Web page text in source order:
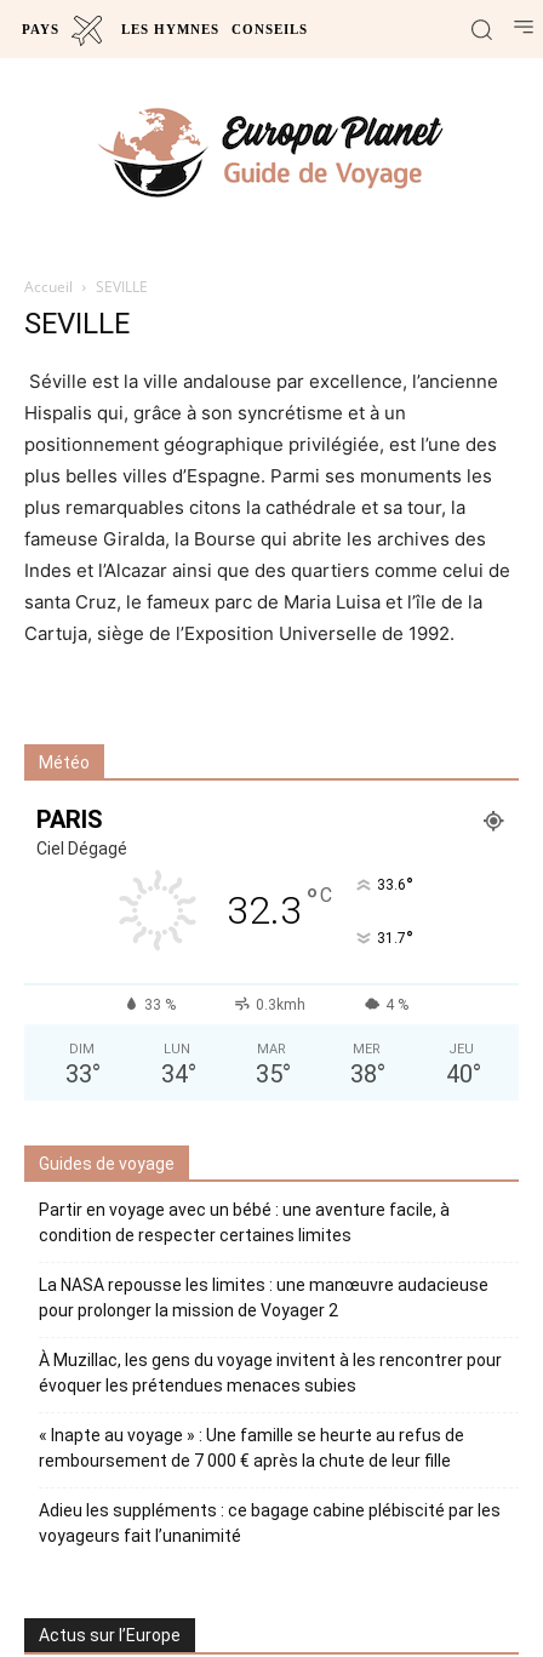
PAYS LES HYMNES CONSEILS
Accueil SEVILLE
SEVILLE
Séville est la ville andalouse par excellence, l’ancienne
Hispalis qui, grâce à son syncrétisme et à un
positionnement géographique privilégiée, est l’une des
plus belles villes d’Espagne. Parmi ses monuments les
plus remarquables citons la cathédrale et sa tour, la
fameuse Giralda, la Bourse qui abrite les archives des
Indes et l’Alcazar ainsi que des quartiers comme celui de
santa Cruz, le fameux parc de Maria Luisa et l’île de la
Cartuja, siège de l’Exposition Universelle de 1992.
Météo
PARIS
Ciel Dégagé
32.3 °C 33.6°
31.7°
33 % 0.3kmh 4 %
DIM
33°
LUN
34°
MAR
35°
MER
38°
JEU
40°
Guides de voyage
Partir en voyage avec un bébé : une aventure facile, à
condition de respecter certaines limites
La NASA repousse les limites : une manœuvre audacieuse
pour prolonger la mission de Voyager 2
À Muzillac, les gens du voyage invitent à les rencontrer pour
évoquer les prétendues menaces subies
« Inapte au voyage » : Une famille se heurte au refus de
remboursement de 7 000 € après la chute de leur fille
Adieu les suppléments : ce bagage cabine plébiscité par les
voyageurs fait l’unanimité
Actus sur l’Europe